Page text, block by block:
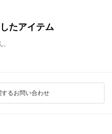
たアイテム
るお問い合わせ